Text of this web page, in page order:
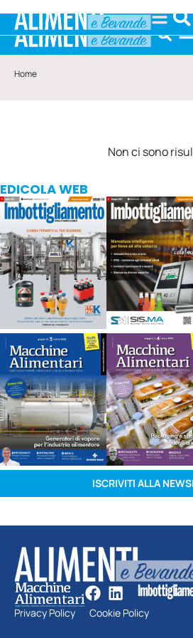
Home
Non ci sono
EDICOLA WEB
ISCRIVITI ALLA
Privacy Policy Cookie Policy